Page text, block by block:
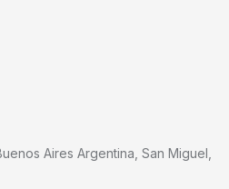
Aires Argentina, San Miguel,